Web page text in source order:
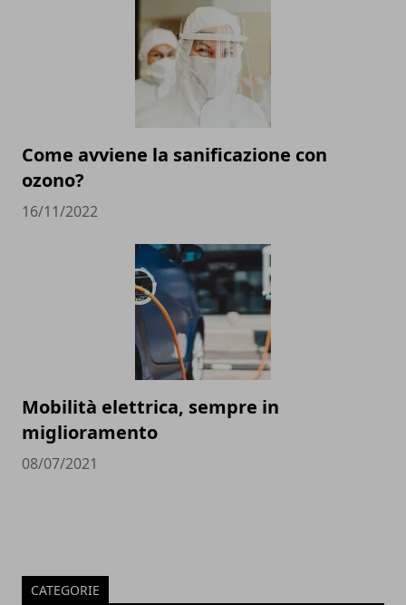
Come avviene la sanificazione con
ozono?
16/11/2022
Mobilità elettrica, sempre in
miglioramento
08/07/2021
CATEGORIE